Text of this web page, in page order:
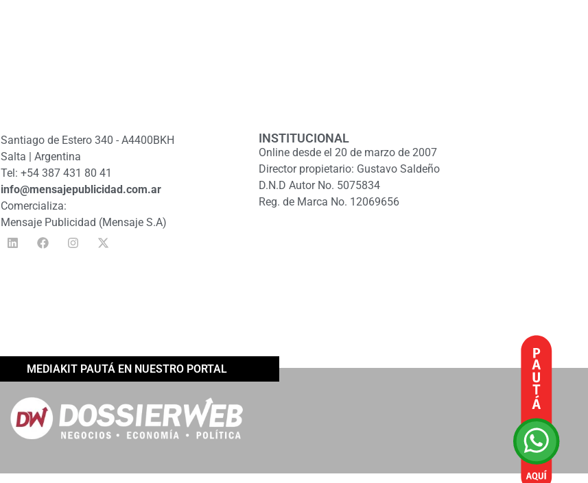
Santiago de Estero 340 - A4400BKH
Salta | Argentina
Tel: +54 387 431 80 41
info@mensajepublicidad.com.ar
Comercializa:
Mensaje Publicidad (Mensaje S.A)
INSTITUCIONAL
Online desde el 20 de marzo de 2007
Director propietario: Gustavo Saldeño
D.N.D Autor No. 5075834
Reg. de Marca No. 12069656
MEDIAKIT PAUTÁ EN NUESTRO PORTAL